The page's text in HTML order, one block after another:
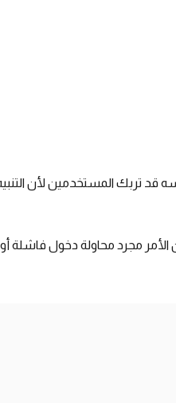
قد تربك المستخدمين لأن
الأمر مجرد محاولة دخول فاشلة